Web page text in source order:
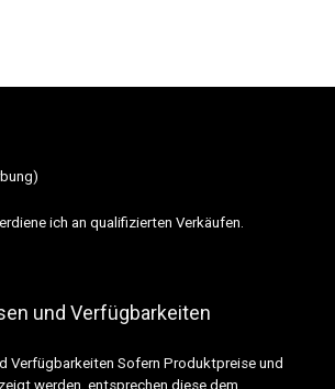
ich an qualifizierten Verkäufen.
und Verfügbarkeiten
Verfügbarkeiten Sofern Produktpreise und
werden, entsprechen diese dem